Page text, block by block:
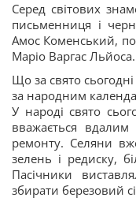
Серед світових
письменниця і
Амос Коменський,
Маріо Варгас Льйоса.
Що за свято
за народним
У народі свято
вважається
ремонту. Селяни
зелень і редиску,
Пасічники
збирати березовий